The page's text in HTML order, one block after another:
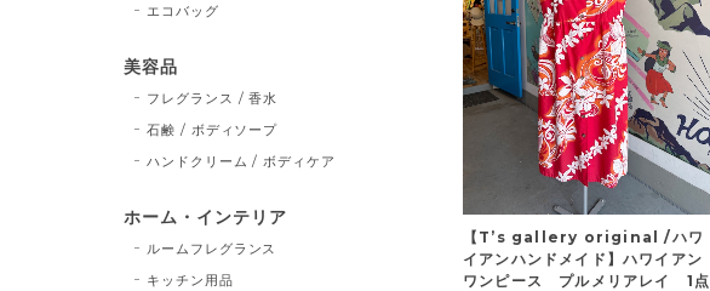
【T’s gallery original /ハワ
イアンハンドメイド】ハワイアン
ワンピース プルメリアレイ 1点
エコバッグ
美容品
フレグランス / 香水
石鹸 / ボディソープ
ハンドクリーム / ボディケア
ホーム・インテリア
ルームフレグランス
キッチン用品